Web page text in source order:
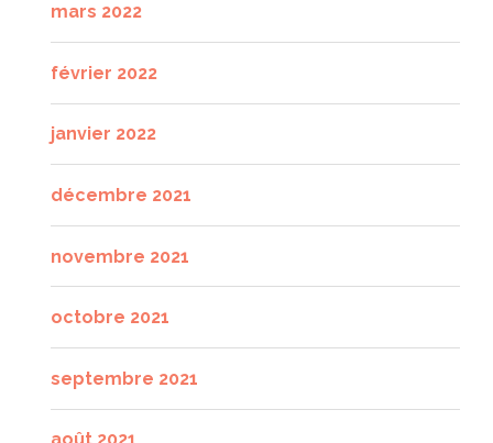
mars 2022
février 2022
janvier 2022
décembre 2021
novembre 2021
octobre 2021
septembre 2021